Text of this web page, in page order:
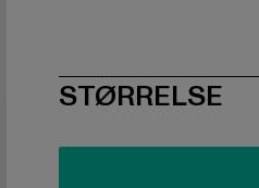
SIZE
STØRRELSE